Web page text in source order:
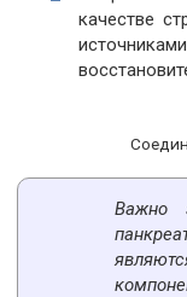
качестве
Важно